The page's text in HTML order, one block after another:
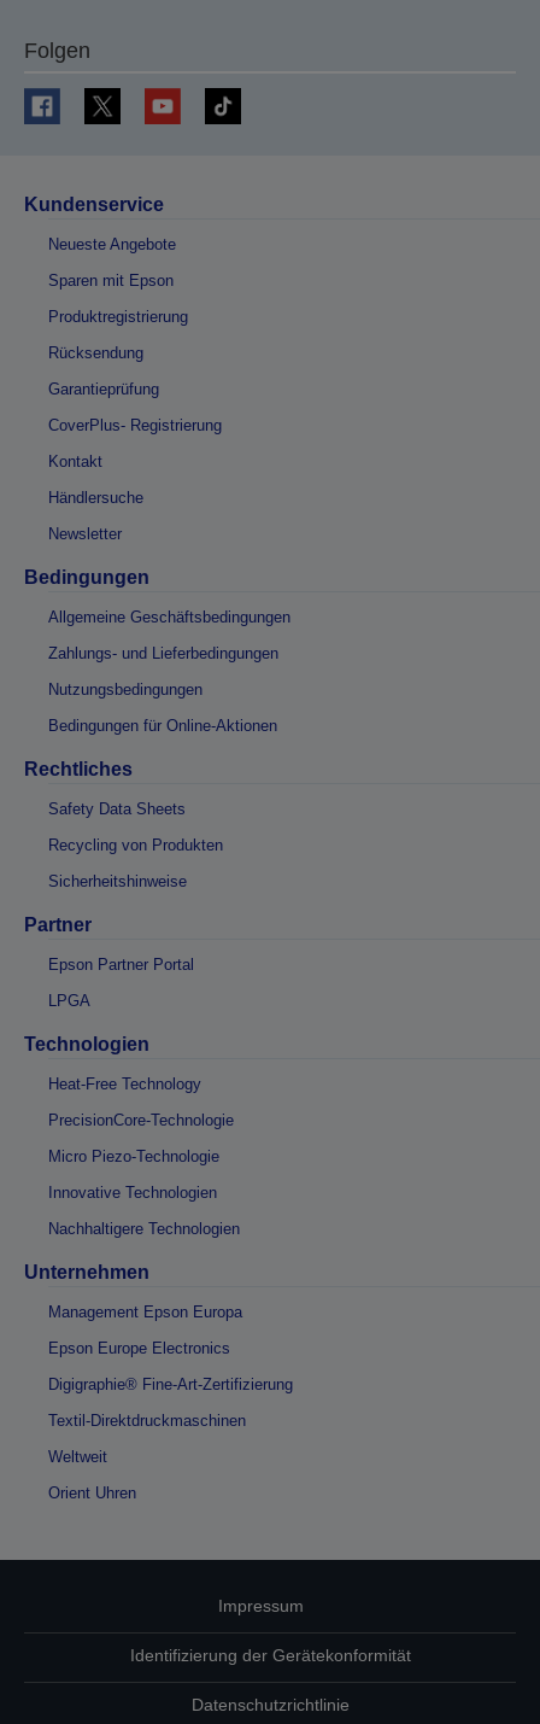
Folgen
Kundenservice
Neueste Angebote
Sparen mit Epson
Produktregistrierung
Rücksendung
Garantieprüfung
CoverPlus- Registrierung
Kontakt
Händlersuche
Newsletter
Bedingungen
Allgemeine Geschäftsbedingungen
Zahlungs- und Lieferbedingungen
Nutzungsbedingungen
Bedingungen für Online-Aktionen
Rechtliches
Safety Data Sheets
Recycling von Produkten
Sicherheitshinweise
Partner
Epson Partner Portal
LPGA
Technologien
Heat-Free Technology
PrecisionCore-Technologie
Micro Piezo-Technologie
Innovative Technologien
Nachhaltigere Technologien
Unternehmen
Management Epson Europa
Epson Europe Electronics
Digigraphie® Fine-Art-Zertifizierung
Textil-Direktdruckmaschinen
Weltweit
Orient Uhren
Impressum
Identifizierung der Gerätekonformität
Datenschutzrichtlinie